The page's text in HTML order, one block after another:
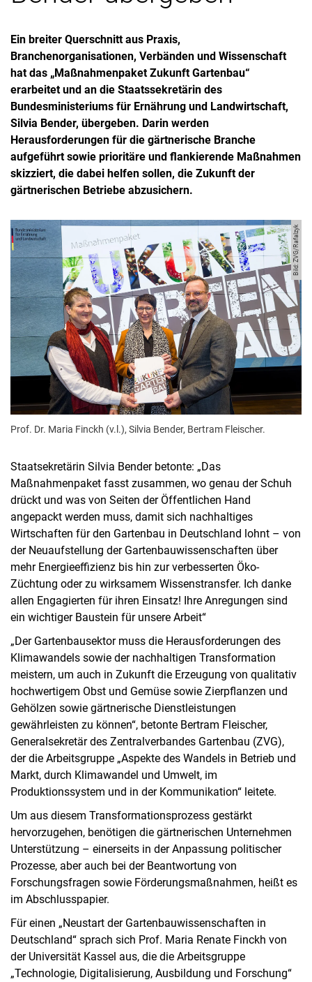
Ein breiter Querschnitt aus Praxis,
Branchenorganisationen, Verbänden und Wissenschaft
hat das „Maßnahmenpaket Zukunft Gartenbau“
erarbeitet und an die Staatssekretärin des
Bundesministeriums für Ernährung und Landwirtschaft,
Silvia Bender, übergeben. Darin werden
Herausforderungen für die gärtnerische Branche
aufgeführt sowie prioritäre und flankierende Maßnahmen
skizziert, die dabei helfen sollen, die Zukunft der
gärtnerischen Betriebe abzusichern.
Bild: ZVG/Rafalzyk
Prof. Dr. Maria Finckh (v.l.), Silvia Bender, Bertram Fleischer.
Staatsekretärin Silvia Bender betonte: „Das
Maßnahmenpaket fasst zusammen, wo genau der Schuh
drückt und was von Seiten der Öffentlichen Hand
angepackt werden muss, damit sich nachhaltiges
Wirtschaften für den Gartenbau in Deutschland lohnt – von
der Neuaufstellung der Gartenbauwissenschaften über
mehr Energieeffizienz bis hin zur verbesserten Öko-
Züchtung oder zu wirksamem Wissenstransfer. Ich danke
allen Engagierten für ihren Einsatz! Ihre Anregungen sind
ein wichtiger Baustein für unsere Arbeit“
„Der Gartenbausektor muss die Herausforderungen des
Klimawandels sowie der nachhaltigen Transformation
meistern, um auch in Zukunft die Erzeugung von qualitativ
hochwertigem Obst und Gemüse sowie Zierpflanzen und
Gehölzen sowie gärtnerische Dienstleistungen
gewährleisten zu können“, betonte Bertram Fleischer,
Generalsekretär des Zentralverbandes Gartenbau (ZVG),
der die Arbeitsgruppe „Aspekte des Wandels in Betrieb und
Markt, durch Klimawandel und Umwelt, im
Produktionssystem und in der Kommunikation“ leitete.
Um aus diesem Transformationsprozess gestärkt
hervorzugehen, benötigen die gärtnerischen Unternehmen
Unterstützung – einerseits in der Anpassung politischer
Prozesse, aber auch bei der Beantwortung von
Forschungsfragen sowie Förderungsmaßnahmen, heißt es
im Abschlusspapier.
Für einen „Neustart der Gartenbauwissenschaften in
Deutschland“ sprach sich Prof. Maria Renate Finckh von
der Universität Kassel aus, die die Arbeitsgruppe
„Technologie, Digitalisierung, Ausbildung und Forschung“